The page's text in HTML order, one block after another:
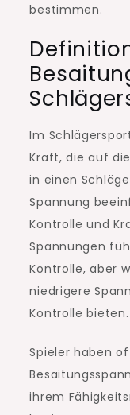
bestimmen.
Im
Kraft, die auf
in einen
Spannung
Kontrolle und
Spannungen
Kontrolle, aber
niedrigere
Kontrolle bieten.
Spieler haben
ihrem